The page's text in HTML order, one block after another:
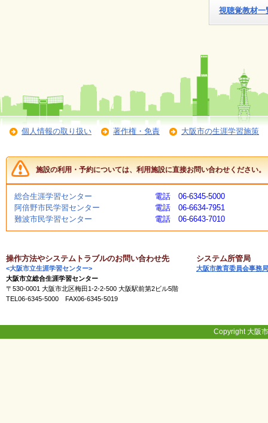
登
録
よ
く
あ
る
ご
質
問
講
師
・
イ
ン
ラ
ク
視聴覚教材一
個人情報の取り扱い 著作権・免責 大阪市の生涯学習施策
施設の利用・予約については、利用施設に直接お問い合わせください。
総合生涯学習センター
電話 06-6345-5000
阿倍野市民学習センター
電話 06-6634-7951
難波市民学習センター
電話 06-6643-7010
操作方法やシステムトラブルのお問い合わせ先
<大阪市立生涯学習センター>
大阪市立総合生涯学習センター
〒530-0001 大阪市北区梅田1-2-2-500 大阪駅前第2ビル5階
TEL06-6345-5000 FAX06-6345-5019
システム所管局
大阪市教育委員会事務局
Copyright 大阪